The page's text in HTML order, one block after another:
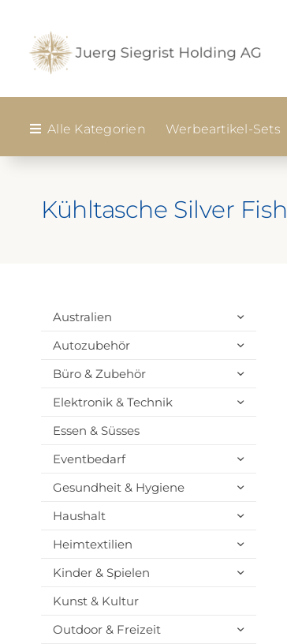
springen
Alle Kategorien Werbeartikel-Sets
Kühltasche Silver Fish
Australien
Autozubehör
Büro & Zubehör
Elektronik & Technik
Essen & Süsses
Eventbedarf
Gesundheit & Hygiene
Haushalt
Heimtextilien
Kinder & Spielen
Kunst & Kultur
Outdoor & Freizeit